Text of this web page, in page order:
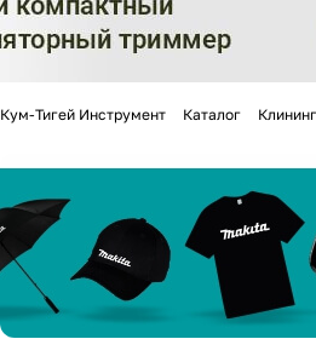
Кум-Тигей Инструмент Каталог